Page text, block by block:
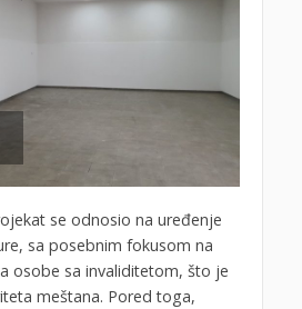
se odnosio na uređenje
sa posebnim fokusom na
osobe sa invaliditetom, što je
meštana. Pored toga,